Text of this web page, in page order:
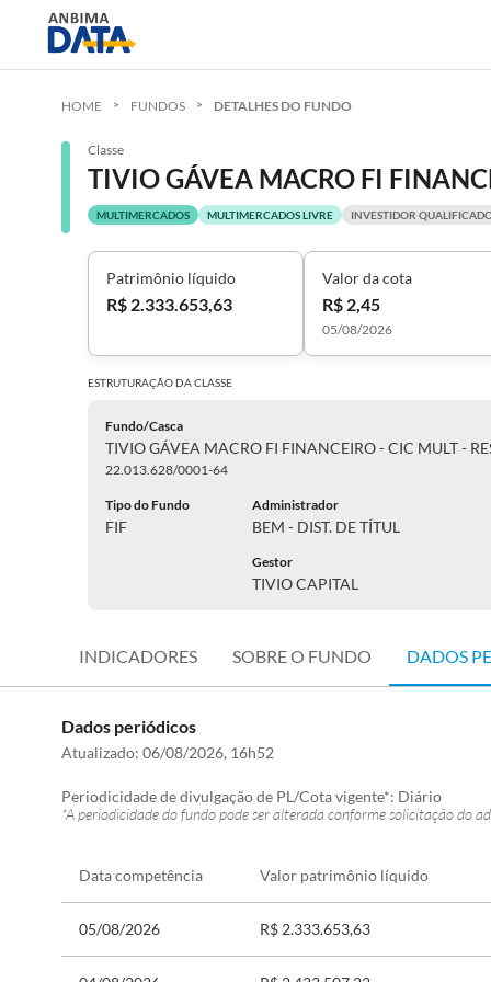
HOME FUNDOS DETALHES DO FUNDO
Classe
MULTIMERCADOS MULTIMERCADOS LIVRE INVESTIDOR
Patrimônio líquido
R$ 2.333.653,63
Valor da cota
R$ 2,45
05/08/2026
ESTRUTURAÇÃO DACLASSE
Fundo/Casca
TIVIO GÁVEA MACRO FI FINANCEIRO - CIC MULT -
22.013.628/0001-64
Tipo do Fundo
FIF
Administrador
BEM - DIST. DE TÍTUL
Gestor
TIVIO CAPITAL
INDICADORES SOBRE O FUNDO DADOS
Dados periódicos
Atualizado: 06/08/2026, 16h52
Periodicidade de divulgação de PL/Cota vigente*: Diário
*A periodicidade do fundo pode ser alterada conforme solicitação do
Data competência Valor patrimônio líquido
05/08/2026 R$ 2.333.653,63